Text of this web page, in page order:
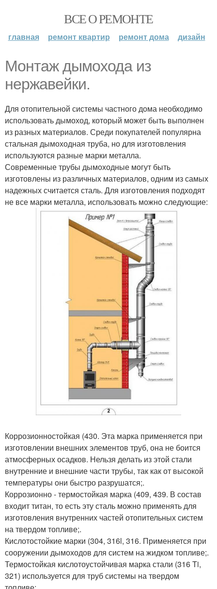
ВСЕ О РЕМОНТЕ
главная ремонт квартир ремонт дома дизайн
Монтаж дымохода из
нержавейки.
Для отопительной системы частного дома необходимо
использовать дымоход, который может быть выполнен
из разных материалов. Среди покупателей популярна
стальная дымоходная труба, но для изготовления
используются разные марки металла.
Современные трубы дымоходные могут быть
изготовлены из различных материалов, одним из самых
надежных считается сталь. Для изготовления подходят
не все марки металла, использовать можно следующие:
Коррозионностойкая (430. Эта марка применяется при
изготовлении внешних элементов труб, она не боится
атмосферных осадков. Нельзя делать из этой стали
внутренние и внешние части трубы, так как от высокой
температуры они быстро разрушатся;.
Коррозионно - термостойкая марка (409, 439. В состав
входит титан, то есть эту сталь можно применять для
изготовления внутренних частей отопительных систем
на твердом топливе;.
Кислотостойкие марки (304, 316l, 316. Применяется при
сооружении дымоходов для систем на жидком топливе;.
Термостойкая кислотоустойчивая марка стали (316 Ti,
321) используется для труб системы на твердом